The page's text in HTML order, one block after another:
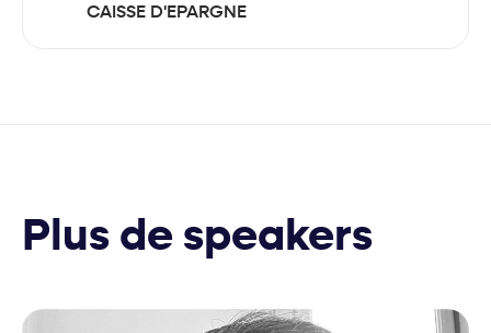
CAISSE D'EPARGNE
Plus de speakers